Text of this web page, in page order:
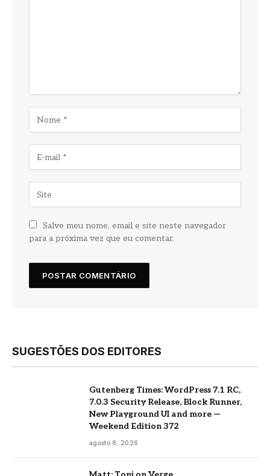
Salve meu nome, email e site neste navegador
para a próxima vez que eu comentar.
SUGESTÕES DOS EDITORES
Gutenberg Times: WordPress 7.1 RC,
7.0.3 Security Release, Block Runner,
New Playground UI and more —
Weekend Edition 372
agosto 8, 2026